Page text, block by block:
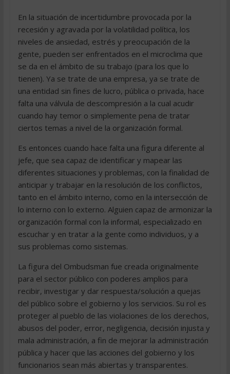
En la situación de incertidumbre provocada por la
recesión y agravada por la volatilidad política, los
niveles de ansiedad, estrés y preocupación de la
gente, pueden ser enfrentados en el microclima que
se da en el ámbito de su trabajo (para los que lo
tienen). Ya se trate de una empresa, ya se trate de
una entidad sin fines de lucro, pública o privada, hace
falta una válvula de descompresión a la cual acudir
cuando hay temor o simplemente pena de tratar
ciertos temas a nivel de la organización formal.
Es entonces cuando hace falta una figura diferente al
jefe, que sea capaz de identificar y mapear las
diferentes situaciones y problemas, con la finalidad de
anticipar y trabajar en la resolución de los conflictos,
tanto en el ámbito interno, como en la intersección de
lo interno con lo externo. Alguien capaz de armonizar la
organización formal con la informal, especializado en
escuchar y en tratar a la gente como individuos, y a
sus problemas como sistemas.
La figura del Ombudsman fue creada originalmente
para el sector público con poderes amplios para
recibir, investigar y dar respuesta/solución a quejas
del público sobre el gobierno y los servicios. Su rol es
proteger al pueblo de las violaciones de los derechos,
abusos del poder, error, negligencia, decisión injusta y
mala administración, a fin de mejorar la administración
pública y hacer que las acciones del gobierno y los
funcionarios sean más abiertas y transparentes.